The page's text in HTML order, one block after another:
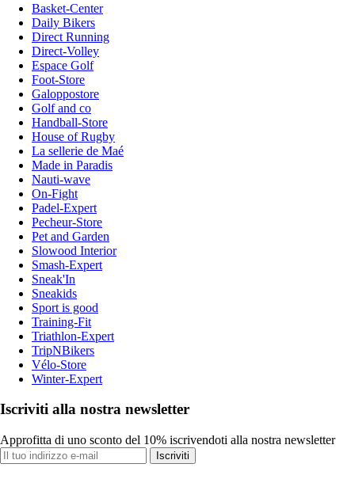
Basket-Center
Daily Bikers
Direct Running
Direct-Volley
Espace Golf
Foot-Store
Galoppostore
Golf and co
Handball-Store
House of Rugby
La sellerie de Maé
Made in Paradis
Nauti-wave
On-Fight
Padel-Expert
Pecheur-Store
Pet and Garden
Slowood Interior
Smash-Expert
Sneak'In
Sneakids
Sport is good
Training-Fit
Triathlon-Expert
TripNBikers
Vélo-Store
Winter-Expert
Iscriviti alla nostra newsletter
Approfitta di uno sconto del 10% iscrivendoti alla nostra newsletter
Iscriviti